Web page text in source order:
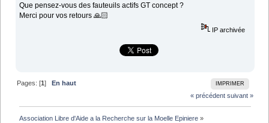
Que pensez-vous des fauteuils actifs GT concept ?
Merci pour vos retours 🙏🏻
IP archivée
IMPRIMER
Pages: [1]En haut
« précédent suivant »
Association Libre d'Aide a la Recherche sur la Moelle Epiniere »